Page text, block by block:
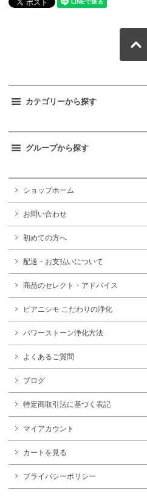
カテゴリーから探す
グループから探す
ショップホーム
お問い合わせ
初めての方へ
配送・お支払いについて
商品のセレクト・アドバイス
ピアニシモ こだわりの浄化
パワーストーン浄化方法
よくあるご質問
ブログ
特定商取引法に基づく表記
マイアカウント
カートを見る
プライバシーポリシー